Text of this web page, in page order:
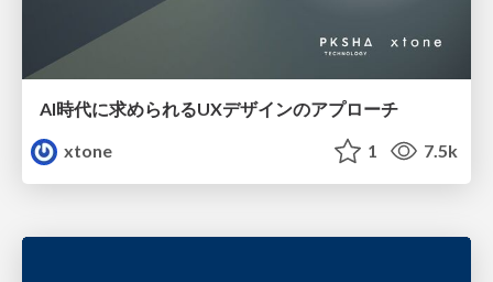
AI時代に求められるUXデザインのアプローチ
xtone
1 7.5k